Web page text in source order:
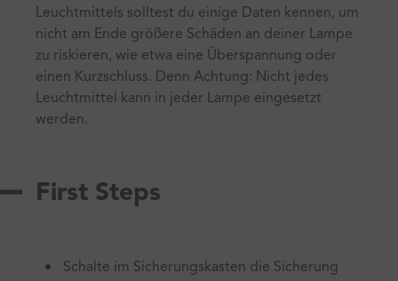
Leuchtmittels solltest du einige Daten kennen, um
nicht am Ende größere Schäden an deiner Lampe
zu riskieren, wie etwa eine Überspannung oder
einen Kurzschluss. Denn Achtung: Nicht jedes
Leuchtmittel kann in jeder Lampe eingesetzt
werden.
First Steps
Schalte im Sicherungskasten die Sicherung